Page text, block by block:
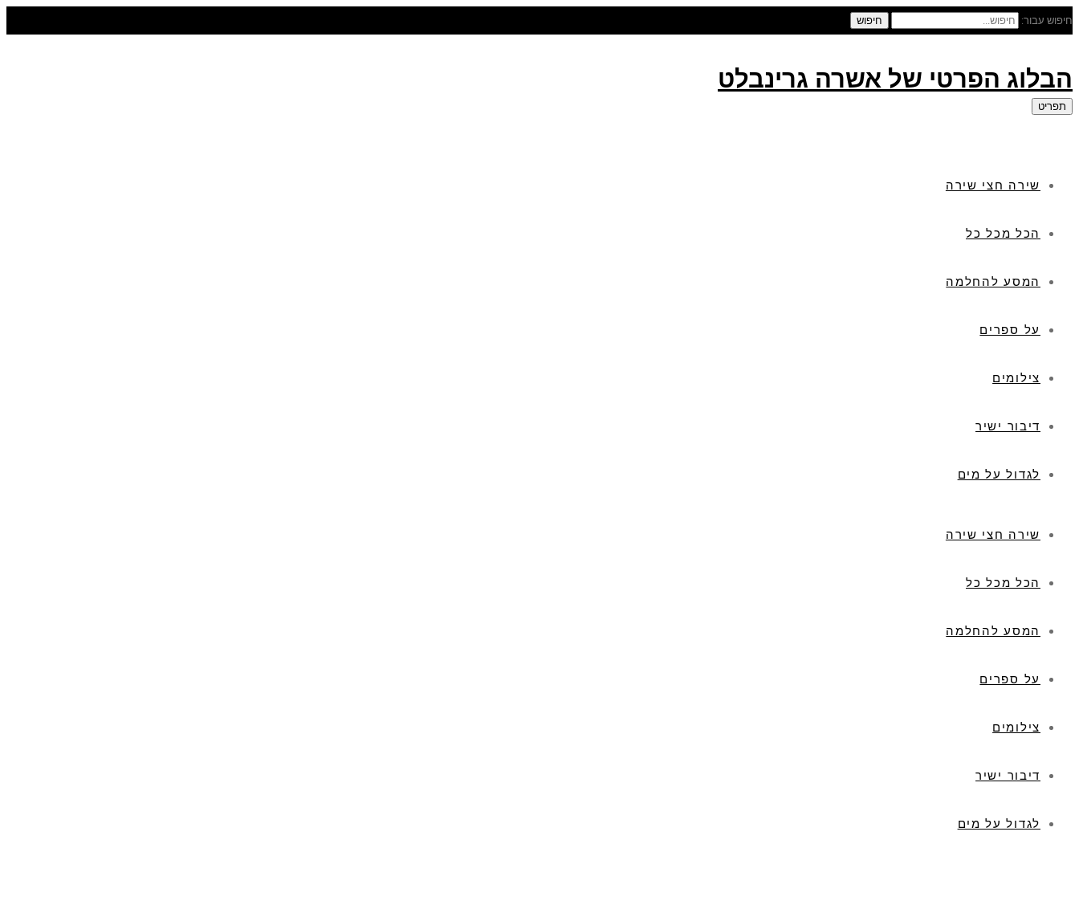
חיפוש עבור: חיפוש
הבלוג הפרטי של אשרה גרינבלט
תפריט
שירה חצי שירה
הכל מכל כל
המסע להחלמה
על ספרים
צילומים
דיבור ישיר
לגדול על מים
שירה חצי שירה
הכל מכל כל
המסע להחלמה
על ספרים
צילומים
דיבור ישיר
לגדול על מים